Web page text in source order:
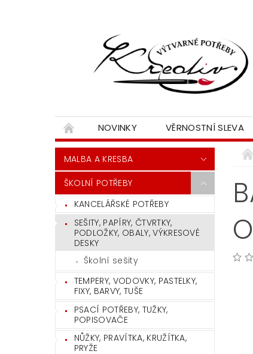
NOVINKY VĚRNOSTNÍ SLEVA
MALBA A KRESBA
ŠKOLNÍ POTŘEBY
KANCELÁŘSKÉ POTŘEBY
SEŠITY, PAPÍRY, ČTVRTKY,
PODLOŽKY, OBALY, VÝKRESOVÉ
DESKY
Školní sešity
TEMPERY, VODOVKY, PASTELKY,
FIXY, BARVY, TUŠE
PSACÍ POTŘEBY, TUŽKY,
POPISOVAČE
NŮŽKY, PRAVÍTKA, KRUŽÍTKA,
PRYŽE